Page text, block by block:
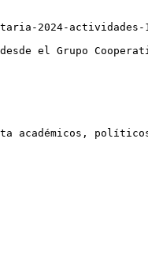
2024-actividades-
el Grupo
académicos,